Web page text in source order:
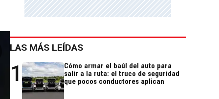
LAS MÁS LEÍDAS
1
Cómo armar el baúl del auto para
salir a la ruta: el truco de seguridad
que pocos conductores aplican